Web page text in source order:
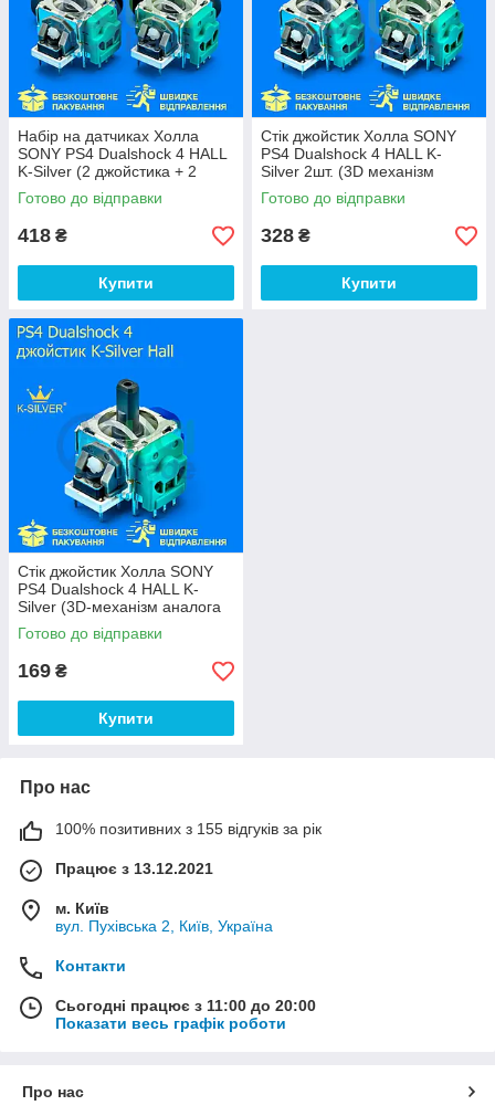
Набір на датчиках Холла
SONY PS4 Dualshock 4 HALL
K-Silver (2 джойстика + 2
ковпачка)
Готово до відправки
418 ₴
Купити
Стік джойстик Холла SONY
PS4 Dualshock 4 HALL K-
Silver 2шт. (3D механізм
аналога геймпаду/
контролера PlayStation 4)
Готово до відправки
328 ₴
Купити
Стік джойстик Холла SONY
PS4 Dualshock 4 HALL K-
Silver (3D-механізм аналога
для геймпаду/контролера
PlayStation 4)
Готово до відправки
169 ₴
Купити
Про нас
100% позитивних з 155 відгуків за рік
Працює з 13.12.2021
м. Київ
вул. Пухівська 2, Київ, Україна
Контакти
Сьогодні працює з 11:00 до 20:00
Показати весь графік роботи
Про нас